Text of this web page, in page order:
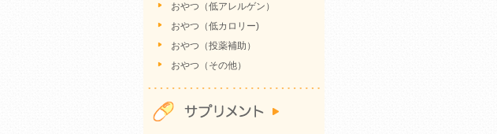
おやつ（低アレルゲン）
おやつ（低カロリー)
おやつ（投薬補助）
おやつ（その他）